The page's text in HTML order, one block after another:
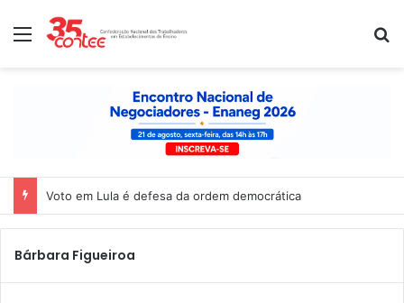
Menu
Voto em Lula é defesa da ordem democrática
Bárbara Figueiroa